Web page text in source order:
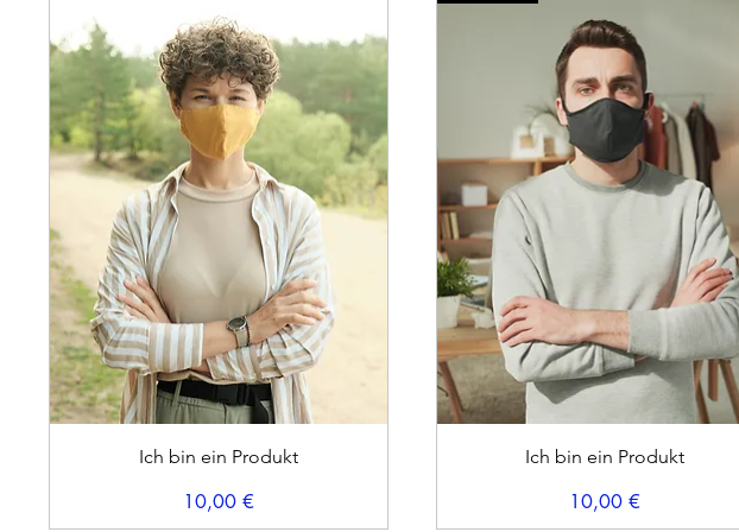
Schnellansicht
Ich bin ein Produkt
Preis
10,00 €
Schnellansicht
Ich bin ein Produkt
Preis
10,00 €